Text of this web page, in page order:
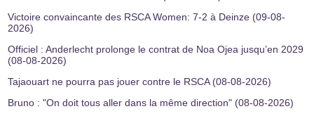
Victoire convaincante des RSCA Women: 7-2 à Deinze (09-08-
2026)
Officiel : Anderlecht prolonge le contrat de Noa Ojea jusqu’en 2029
(08-08-2026)
Tajaouart ne pourra pas jouer contre le RSCA (08-08-2026)
Bruno : "On doit tous aller dans la même direction" (08-08-2026)